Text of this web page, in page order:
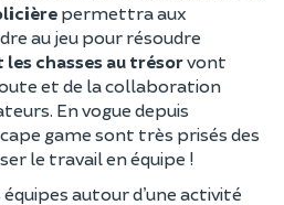
permettra aux
au jeu pour résoudre
les chasses au trésorvont
et de la collaboration
En vogue depuis
game sont très prisés des
le travail en équipe !
autour d’une activité